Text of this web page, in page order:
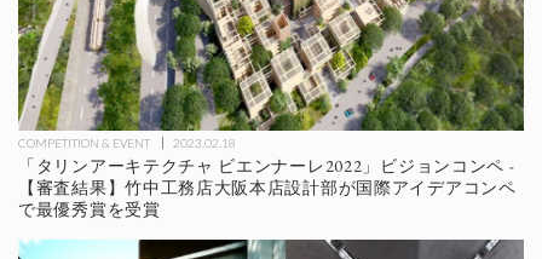
COMPETITION & EVENT 2023.02.18
「タリンアーキテクチャ ビエンナーレ2022」ビジョンコンペ -
【審査結果】竹中工務店大阪本店設計部が国際アイデアコンペ
で最優秀賞を受賞